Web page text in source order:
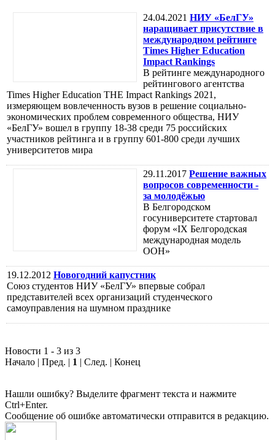
24.04.2021 НИУ «БелГУ»
наращивает присутствие в
международном рейтинге
Times Higher Education
Impact Rankings
В рейтинге международного
рейтингового агентства
Times Higher Education THE Impact Rankings 2021,
измеряющем вовлеченность вузов в решение социально-
экономических проблем современного общества, НИУ
«БелГУ» вошел в группу 18-38 среди 75 российских
участников рейтинга и в группу 601-800 среди лучших
университетов мира
29.11.2017 Решение важных
вопросов современности -
за молодёжью
В Белгородском
госуниверситете стартовал
форум «IX Белгородская
международная модель
ООН»
19.12.2012 Новогодний капустник
Союз студентов НИУ «БелГУ» впервые собрал
представителей всех организаций студенческого
самоуправления на шумном празднике
Новости 1 - 3 из 3
Начало | Пред. | 1 | След. | Конец
Нашли ошибку? Выделите фрагмент текста и нажмите
Ctrl+Enter.
Сообщение об ошибке автоматически отправится в редакцию.